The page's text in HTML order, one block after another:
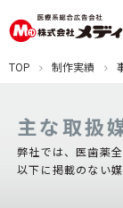
TOP 制作実績
主な取扱
弊社では、医歯薬
以下に掲載のない